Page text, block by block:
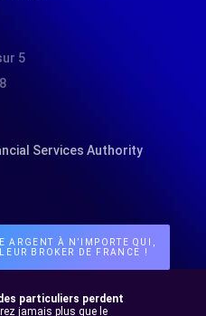
5
Services Authority
ARGENT À N’IMPORTE QUI,
BROKER DE FRANCE !
particuliers perdent
jamais plus que le